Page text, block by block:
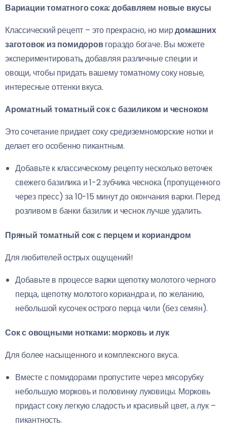
Вариации томатного сока: добавляем новые вкусы
Классический рецепт – это прекрасно, но мирдомашних
заготовок из помидоровгораздо богаче. Вы можете
экспериментировать, добавляя различные специи и
овощи, чтобы придать вашему томатному соку новые,
интересные оттенки вкуса.
Ароматный томатный сок с базиликом и чесноком
Это сочетание придает соку средиземноморские нотки и
делает его особенно пикантным.
Добавьте к классическому рецепту несколько веточек
свежего базилика и 1-2 зубчика чеснока (пропущенного
через пресс) за 10-15 минут до окончания варки. Перед
розливом в банки базилик и чеснок лучше удалить.
Пряный томатный сок с перцем и кориандром
Для любителей острых ощущений!
Добавьте в процессе варки щепотку молотого черного
перца, щепотку молотого кориандра и, по желанию,
небольшой кусочек острого перца чили (без семян).
Сок с овощными нотками: морковь и лук
Для более насыщенного и комплексного вкуса.
Вместе с помидорами пропустите через мясорубку
небольшую морковь и половинку луковицы. Морковь
придаст соку легкую сладость и красивый цвет, а лук –
пикантность.